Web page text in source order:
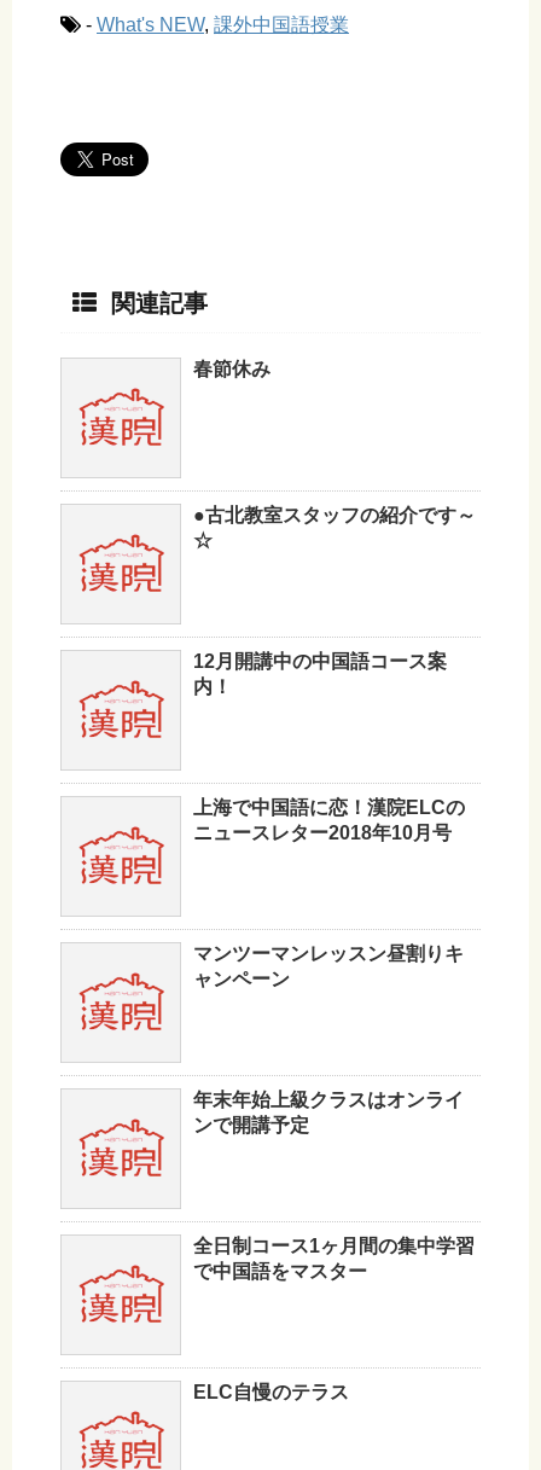
- What's NEW, 課外中国語授業
関連記事
春節休み
●古北教室スタッフの紹介です～
☆
12月開講中の中国語コース案
内！
上海で中国語に恋！漢院ELCの
ニュースレター2018年10月号
マンツーマンレッスン昼割りキ
ャンペーン
年末年始上級クラスはオンライ
ンで開講予定
全日制コース1ヶ月間の集中学習
で中国語をマスター
ELC自慢のテラス